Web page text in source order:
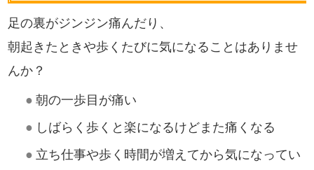
足の裏がジンジン痛んだり、
朝起きたときや歩くたびに気になることはありませ
んか？
● 朝の一歩目が痛い
● しばらく歩くと楽になるけどまた痛くなる
● 立ち仕事や歩く時間が増えてから気になってい